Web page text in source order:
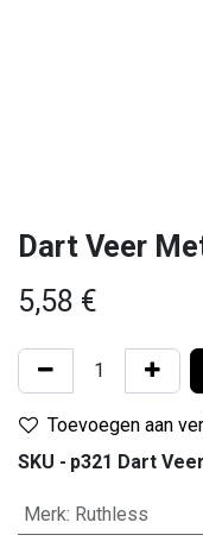
Dart Veer
5,58 €
Toevoegen aan
SKU - p321 Dart
Merk: Ruthless